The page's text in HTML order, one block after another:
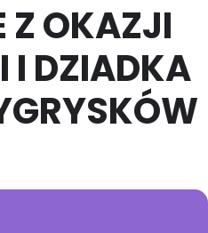
Z OKAZJI
I DZIADKA